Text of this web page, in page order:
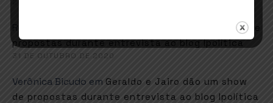
Geraldo e Jairo dão um show de
propostas durante entrevista ao blog Ipolítica
31 DE OUTUBRO DE 2020
Verônica Bicudo em Geraldo e Jairo dão um show
de propostas durante entrevista ao blog Ipolítica